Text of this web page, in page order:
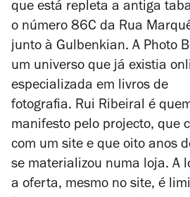
que está repleta a antiga
o número 86C da Rua
junto à Gulbenkian. A Photo
um universo que já existia
especializada em livros de
fotografia. Rui Ribeiral é
manifesto pelo projecto, que
com um site e que oito anos
se materializou numa loja. A
a oferta, mesmo no site, é